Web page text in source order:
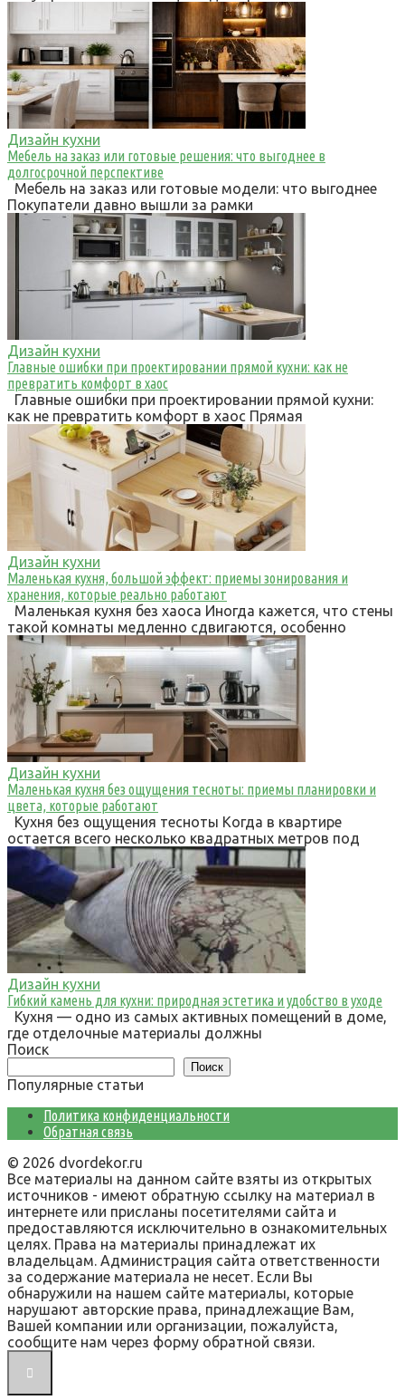
Дизайн кухни
Мебель на заказ или готовые решения: что выгоднее в
долгосрочной перспективе
Мебель на заказ или готовые модели: что выгоднее
Покупатели давно вышли за рамки
Дизайн кухни
Главные ошибки при проектировании прямой кухни: как не
превратить комфорт в хаос
Главные ошибки при проектировании прямой кухни:
как не превратить комфорт в хаос Прямая
Дизайн кухни
Маленькая кухня, большой эффект: приемы зонирования и
хранения, которые реально работают
Маленькая кухня без хаоса Иногда кажется, что стены
такой комнаты медленно сдвигаются, особенно
Дизайн кухни
Маленькая кухня без ощущения тесноты: приемы планировки и
цвета, которые работают
Кухня без ощущения тесноты Когда в квартире
остается всего несколько квадратных метров под
Дизайн кухни
Гибкий камень для кухни: природная эстетика и удобство в уходе
Кухня — одно из самых активных помещений в доме,
где отделочные материалы должны
Поиск
Поиск
Популярные статьи
Политика конфиденциальности
Обратная связь
© 2026 dvordekor.ru
Все материалы на данном сайте взяты из открытых
источников - имеют обратную ссылку на материал в
интернете или присланы посетителями сайта и
предоставляются исключительно в ознакомительных
целях. Права на материалы принадлежат их
владельцам. Администрация сайта ответственности
за содержание материала не несет. Если Вы
обнаружили на нашем сайте материалы, которые
нарушают авторские права, принадлежащие Вам,
Вашей компании или организации, пожалуйста,
сообщите нам через форму обратной связи.